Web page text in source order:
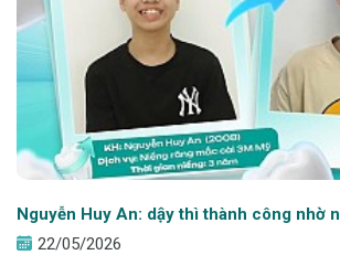
Nguyễn Huy An: dậy thì thành công nhờ
22/05/2026